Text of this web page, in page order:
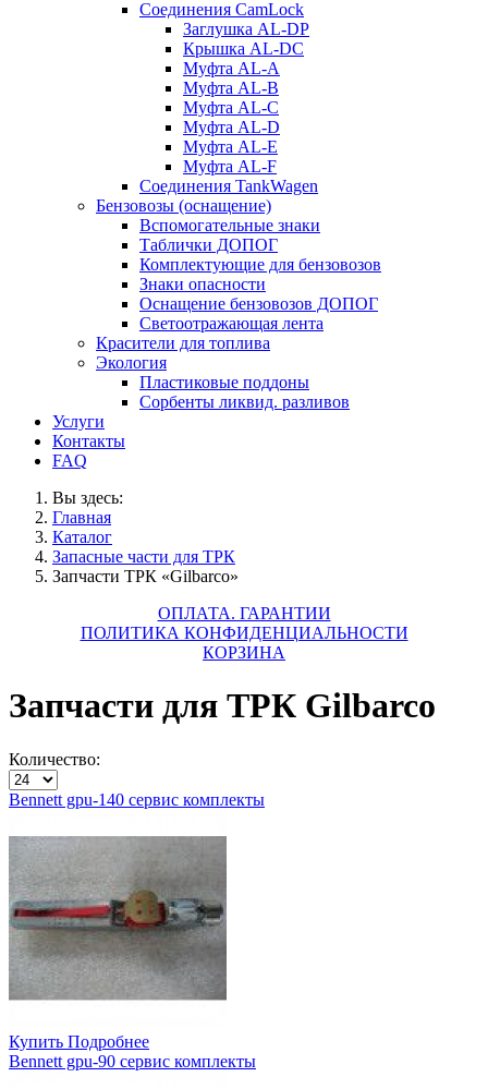
Соединения CamLock
Заглушка AL-DP
Крышка AL-DC
Муфта AL-A
Муфта AL-B
Муфта AL-C
Муфта AL-D
Муфта AL-E
Муфта AL-F
Соединения TankWagen
Бензовозы (оснащение)
Вспомогательные знаки
Таблички ДОПОГ
Комплектующие для бензовозов
Знаки опасности
Оснащение бензовозов ДОПОГ
Светоотражающая лента
Красители для топлива
Экология
Пластиковые поддоны
Сорбенты ликвид. разливов
Услуги
Контакты
FAQ
Вы здесь:
Главная
Каталог
Запасные части для ТРК
Запчасти ТРК «Gilbarco»
ОПЛАТА. ГАРАНТИИ
ПОЛИТИКА КОНФИДЕНЦИАЛЬНОСТИ
КОРЗИНА
Запчасти для ТРК Gilbarco
Количество:
Bennett gpu-140 сервис комплекты
Купить Подробнее
Bennett gpu-90 сервис комплекты